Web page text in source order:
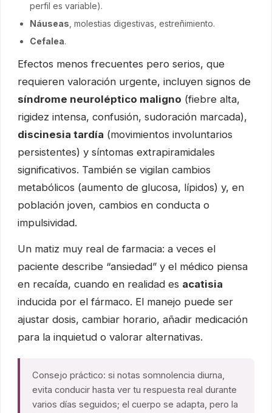
perfil es variable).
Náuseas , molestias digestivas, estreñimiento.
Cefalea.
Efectos menos frecuentes pero serios, que
requieren valoración urgente, incluyen signos de
síndrome neuroléptico maligno (fiebre alta,
rigidez intensa, confusión, sudoración marcada),
discinesia tardía (movimientos involuntarios
persistentes) y síntomas extrapiramidales
significativos. También se vigilan cambios
metabólicos (aumento de glucosa, lípidos) y, en
población joven, cambios en conducta o
impulsividad.
Un matiz muy real de farmacia: a veces el
paciente describe “ansiedad” y el médico piensa
en recaída, cuando en realidad es acatisia
inducida por el fármaco. El manejo puede ser
ajustar dosis, cambiar horario, añadir medicación
para la inquietud o valorar alternativas.
Consejo práctico: si notas somnolencia diurna,
evita conducir hasta ver tu respuesta real durante
varios días seguidos; el cuerpo se adapta, pero la